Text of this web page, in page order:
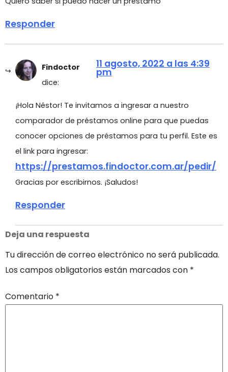
Responder
Findoctor
dice:
11 agosto, 2022 a las 4:39
pm
¡Hola Néstor! Te invitamos a ingresar a nuestro
comparador de préstamos online para que puedas
conocer opciones de préstamos para tu perfil. Este es
el link para ingresar:
https://prestamos.findoctor.com.ar/pedir/
Gracias por escribirnos. ¡Saludos!
Responder
Deja una respuesta
Tu dirección de correo electrónico no será publicada.
Los campos obligatorios están marcados con *
Comentario *